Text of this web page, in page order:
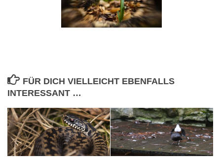
FÜR DICH VIELLEICHT EBENFALLS
INTERESSANT …